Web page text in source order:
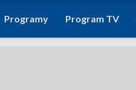
Programy Program TV